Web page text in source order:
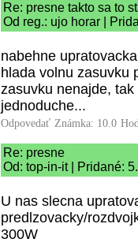
Re: presne takto sa to
Od reg.: ujo horar |
nabehne
hlada volnu zasuvku
zasuvku nenajde,
jednoduche...
Odpovedať Známka: 10.0
Re: presne
Od: top-in-it | Pridané:
U nas slecna
predlzovacky/
300W